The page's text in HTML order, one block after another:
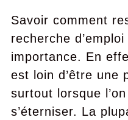
Savoir comment
recherche
importance. En
est loin d’être une
surtout lorsque
s’éterniser. La